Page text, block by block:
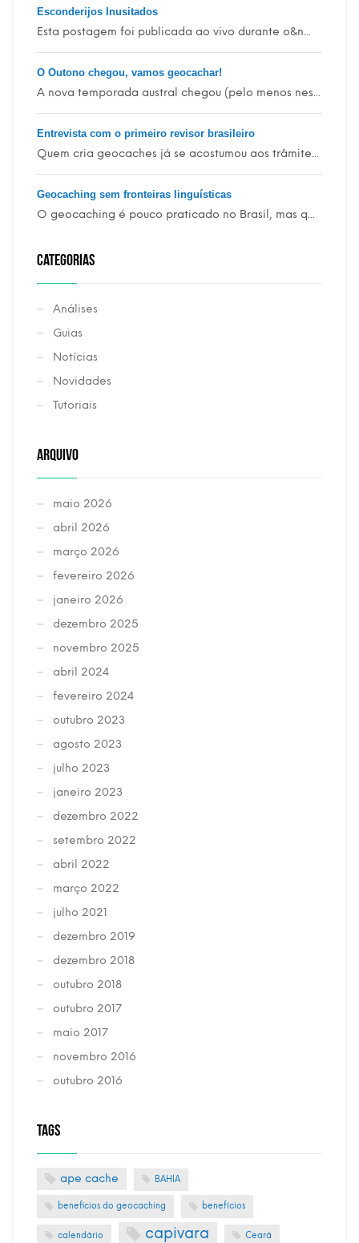
Esconderijos Inusitados
Esta postagem foi publicada ao vivo durante o&n...
O Outono chegou, vamos geocachar!
A nova temporada austral chegou (pelo menos nes...
Entrevista com o primeiro revisor brasileiro
Quem cria geocaches já se acostumou aos trâmite...
Geocaching sem fronteiras linguísticas
O geocaching é pouco praticado no Brasil, mas q...
CATEGORIAS
Análises
Guias
Notícias
Novidades
Tutoriais
ARQUIVO
maio 2026
abril 2026
março 2026
fevereiro 2026
janeiro 2026
dezembro 2025
novembro 2025
abril 2024
fevereiro 2024
outubro 2023
agosto 2023
julho 2023
janeiro 2023
dezembro 2022
setembro 2022
abril 2022
março 2022
julho 2021
dezembro 2019
dezembro 2018
outubro 2018
outubro 2017
maio 2017
novembro 2016
outubro 2016
TAGS
ape cache BAHIA
beneficios do geocaching benefícios
calendário capivara Ceará